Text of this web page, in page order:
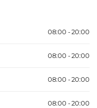
08:00 - 20:00
08:00 - 20:00
08:00 - 20:00
08:00 - 20:00